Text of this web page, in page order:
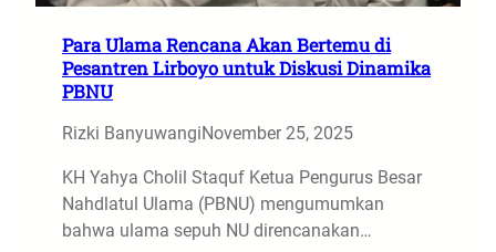
Para Ulama Rencana Akan Bertemu di
Pesantren Lirboyo untuk Diskusi Dinamika
PBNU
Rizki BanyuwangiNovember 25, 2025
KH Yahya Cholil Staquf Ketua Pengurus Besar
Nahdlatul Ulama (PBNU) mengumumkan
bahwa ulama sepuh NU direncanakan…